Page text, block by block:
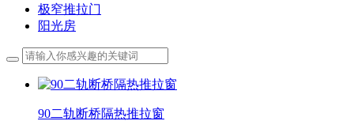
极窄推拉门
阳光房
90二轨断桥隔热推拉窗